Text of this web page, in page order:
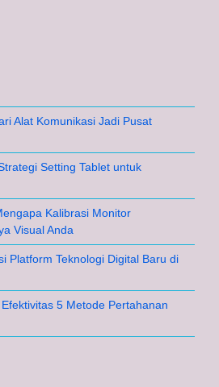
Alat Komunikasi Jadi Pusat
Setting Tablet untuk
Kalibrasi Monitor
Visual Anda
Platform Teknologi Digital Baru di
5 Metode Pertahanan